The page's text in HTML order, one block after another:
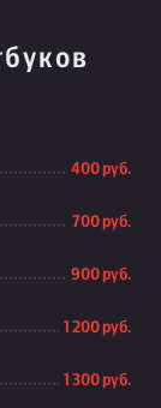
400 руб.
700 руб.
900 руб.
1 200 руб.
1 300 руб.